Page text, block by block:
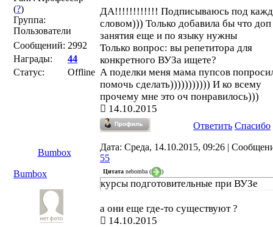
(?)
Группа:
Пользователи
Сообщений: 2992
Награды:
44
Статус:
Offline
репетиторсикх сайтах уже и
подтягивают. Кто-то считает, что это
правильно. Я иного мнения. Из
должен вырасти мужчина, а для этого
должен сделать свои собственные
ошибки. И двойка в четверти не
быть причиной обмороков и быстрого
поиска репетитора. Школа иногда на
играет,мотивируя родителей скорее
помогать школе в обучении.
И это большой вред по-моему,учителя
теряют профессионализм, дети не
учиться в группе, расслоение детей
их способностям,а по способностям
родителей. Репетитор по-моему
только для подготовки в ВУЗ. И то, это
мера вынужденная, т.к. при всех
равных условиях ребенок без
ДА!!!!!!!!!!!! Подписываюсь под
словом))) Только добавила бы что доп
занятия еще и по языку нужны
Только вопрос: вы репетитора для
конкретного ВУЗа ищете?
А поделки меня мама пупсов
помочь сделать))))))))))) И ко всему
прочему мне это оч понравилось)))
14.10.2015
Ответить Спасибо
Bumbox
Дата: Среда, 14.10.2015, 09:26 |
55
Bumbox
Цитата nebomba ( )
курсы подготовительные при ВУЗе
а они еще где-то существуют ?
14.10.2015